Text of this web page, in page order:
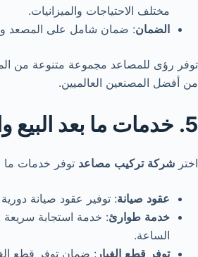
مختلف الاحتياجات والميزانيات.
الضمان: ضمان شامل على المصعد
توفر رؤى للمصاعد مجموعة متنوعة من
من أفضل المصنعين العالميين.
5. خدمات ما بعد البيع والصيانة
اختر شركة تركيب مصاعد توفر خدمات ما
عقود صيانة: توفير عقود صيانة
خدمة طوارئ: خدمة استجابة سريعة
الساعة.
توفر قطع الغيار : ضمان توفر قطع